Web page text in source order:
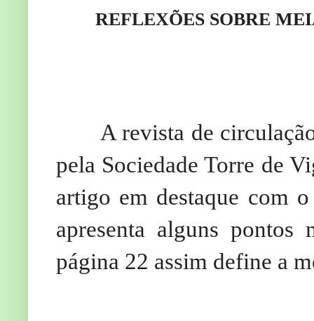
REFLEXÕES SOBRE
A revista de
pela Sociedade Torre de
artigo em destaque com
apresenta alguns
página 22 assim define a